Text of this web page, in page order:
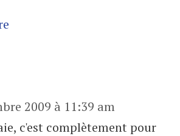
2009 à 11:39 am
c'est complètement pour